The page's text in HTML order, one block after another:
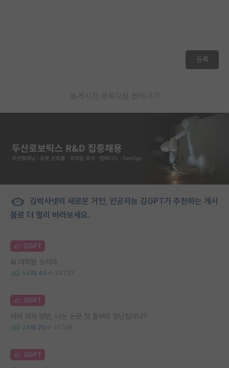
등록
게시판 목록으로 돌아가기
김박사넷의 새로운 거인, 인공지능 김GPT가 추천하는 게시
물로 더 멀리 바라보세요.
김GPT
AI 대학원 오지마
54 43 34734
김GPT
어이 저자 양반, 너는 논문 첫 줄부터 장난질이냐?
24 20 16798
김GPT